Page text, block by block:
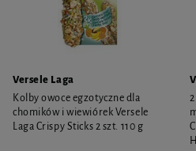
Versele Laga
Kolby owoce egzotyczne dla
chomików i wiewiórek Versele
Laga Crispy Sticks 2 szt. 110 g